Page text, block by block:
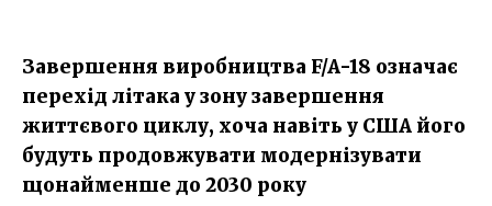
Завершення виробництва F/A-18 означає
перехід літака у зону завершення
життєвого циклу, хоча навіть у США його
будуть продовжувати модернізувати
щонайменше до 2030 року